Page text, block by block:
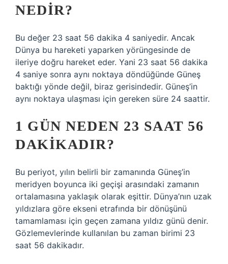
NEDIR?
Bu değer 23 saat 56 dakika 4 saniyedir. Ancak
Dünya bu hareketi yaparken yörüngesinde de
ileriye doğru hareket eder. Yani 23 saat 56 dakika
4 saniye sonra aynı noktaya döndüğünde Güneş
baktığı yönde değil, biraz gerisindedir. Güneş’in
aynı noktaya ulaşması için gereken süre 24 saattir.
1 GÜN NEDEN 23 SAAT 56
DAKIKADIR?
Bu periyot, yılın belirli bir zamanında Güneş’in
meridyen boyunca iki geçişi arasındaki zamanın
ortalamasına yaklaşık olarak eşittir. Dünya’nın uzak
yıldızlara göre ekseni etrafında bir dönüşünü
tamamlaması için geçen zamana yıldız günü denir.
Gözlemevlerinde kullanılan bu zaman birimi 23
saat 56 dakikadır.